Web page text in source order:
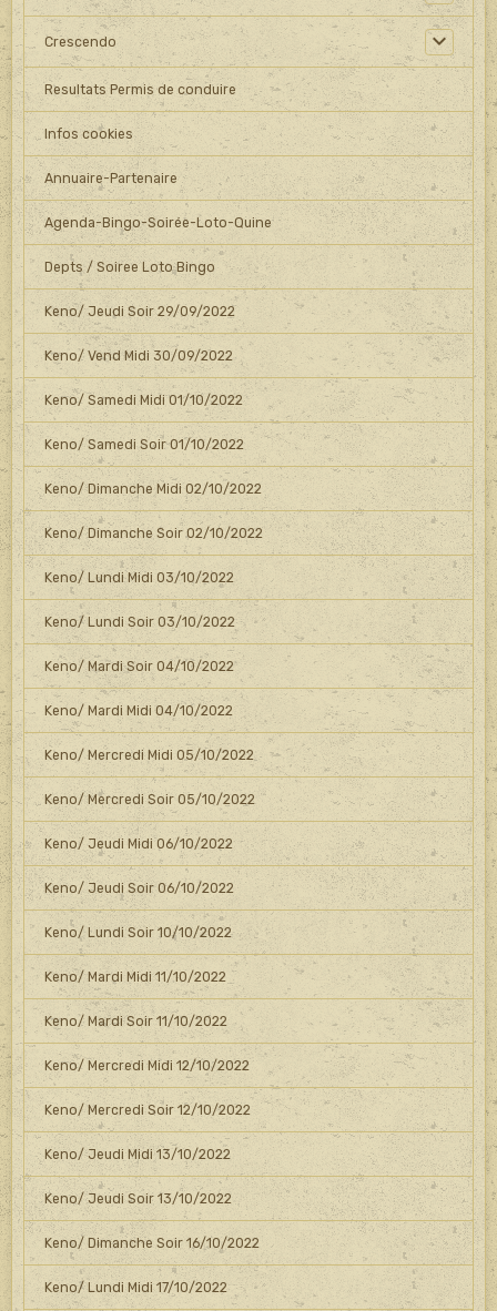
Crescendo
Resultats Permis de conduire
Infos cookies
Annuaire-Partenaire
Agenda-Bingo-Soirée-Loto-Quine
Depts / Soiree Loto Bingo
Keno/ Jeudi Soir 29/09/2022
Keno/ Vend Midi 30/09/2022
Keno/ Samedi Midi 01/10/2022
Keno/ Samedi Soir 01/10/2022
Keno/ Dimanche Midi 02/10/2022
Keno/ Dimanche Soir 02/10/2022
Keno/ Lundi Midi 03/10/2022
Keno/ Lundi Soir 03/10/2022
Keno/ Mardi Soir 04/10/2022
Keno/ Mardi Midi 04/10/2022
Keno/ Mercredi Midi 05/10/2022
Keno/ Mercredi Soir 05/10/2022
Keno/ Jeudi Midi 06/10/2022
Keno/ Jeudi Soir 06/10/2022
Keno/ Lundi Soir 10/10/2022
Keno/ Mardi Midi 11/10/2022
Keno/ Mardi Soir 11/10/2022
Keno/ Mercredi Midi 12/10/2022
Keno/ Mercredi Soir 12/10/2022
Keno/ Jeudi Midi 13/10/2022
Keno/ Jeudi Soir 13/10/2022
Keno/ Dimanche Soir 16/10/2022
Keno/ Lundi Midi 17/10/2022